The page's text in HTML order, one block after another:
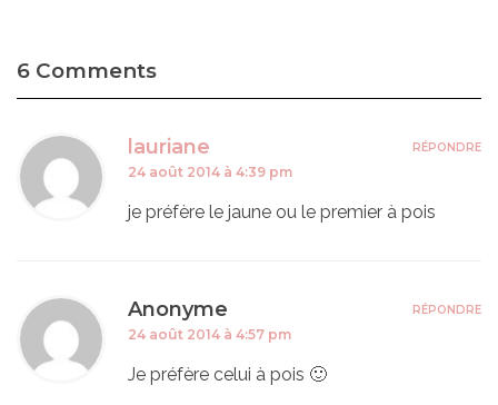
6 Comments
lauriane
24 août 2014 à 4:39 pm
je préfère le jaune ou le premier à pois
RÉPONDRE
Anonyme
24 août 2014 à 4:57 pm
Je préfère celui à pois 🙂
RÉPONDRE